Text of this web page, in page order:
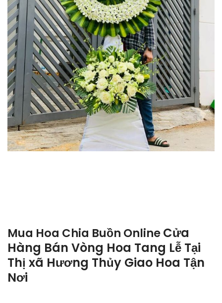
Mua Hoa Chia Buồn OnlineCửa
Hàng Bán Vòng Hoa Tang Lễ Tại
Thị xã Hương Thủy Giao Hoa Tận
Nơi